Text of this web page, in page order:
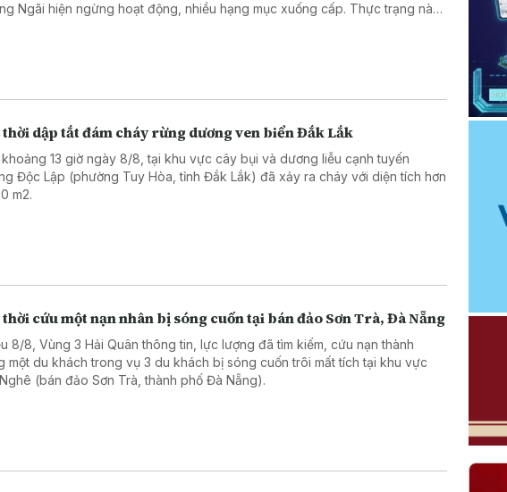
Ngãi hiện ngừng hoạt động, nhiều hạng mục xuống cấp. Thực trạng này
dập tắt đám cháy rừng dương ven biển Đắk Lắk
13 giờ ngày 8/8, tại khu vực cây bụi và dương liễu cạnh tuyến
Độc Lập (phường Tuy Hòa, tỉnh Đắk Lắk) đã xảy ra cháy với diện tích hơn
m2.
cứu một nạn nhân bị sóng cuốn tại bán đảo Sơn Trà, Đà Nẵng
8/8, Vùng 3 Hải Quân thông tin, lực lượng đã tìm kiếm, cứu nạn thành
một du khách trong vụ 3 du khách bị sóng cuốn trôi mất tích tại khu vực
(bán đảo Sơn Trà, thành phố Đà Nẵng).